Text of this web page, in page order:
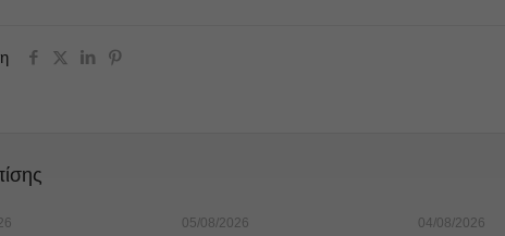
05/08/2026 04/08/2026